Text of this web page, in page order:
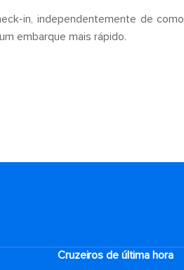
in, independentemente de como
embarque mais rápido.
Cruzeiros de última hora